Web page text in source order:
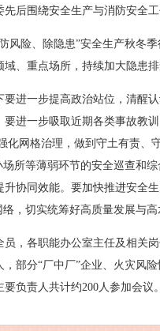
后围绕安全生产与消防安全
风险、除隐患”安全生产秋冬
、重点场所，持续加大隐患
进一步提高政治站位，清醒
进一步吸取近期各类事故教
化网格治理，做到守土有责
所等薄弱环节的安全巡查和
协同效能。要加快推进安全
，切实统筹好高质量发展与高
，各职能办公室主任及相关
部分“厂中厂”企业、火灾风
负责人共计约200人参加会议。